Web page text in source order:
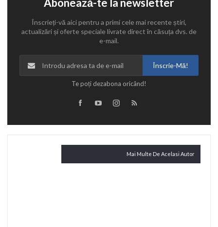
Abonează-te la newsletter
Înscrieți-vă aici pentru a primi cele mai recente știri,
actualizări și oferte speciale livrate direct în căsuța dvs. de
e-mail.
Înscrie-Mă!
Te poți dezabona oricând!
Mai Multe De Acelasi Autor